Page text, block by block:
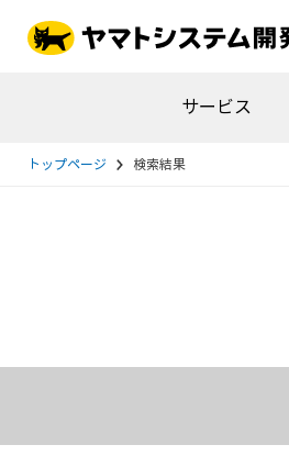
サービス
トップページ 検索結果